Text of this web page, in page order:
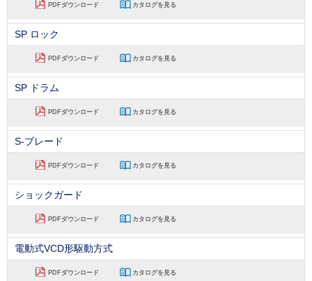
PDFダウンロード カタログを見る
SP ロック
PDFダウンロード カタログを見る
SP ドラム
PDFダウンロード カタログを見る
S-ブレード
PDFダウンロード カタログを見る
ショックガード
PDFダウンロード カタログを見る
電動式VCD形駆動方式
PDFダウンロード カタログを見る